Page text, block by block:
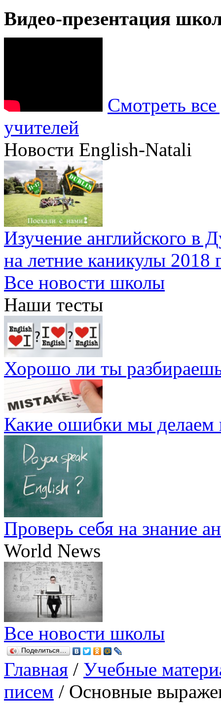
Видео-презентация
Смотреть
учителей
Новости English-Natali
Изучение английского в
на летние каникулы 2018
Все новости школы
Наши тесты
Хорошо ли ты
Какие ошибки мы делаем
Проверь себя на знание
World News
Все новости школы
Поделиться…
Главная / Учебные
писем / Основные